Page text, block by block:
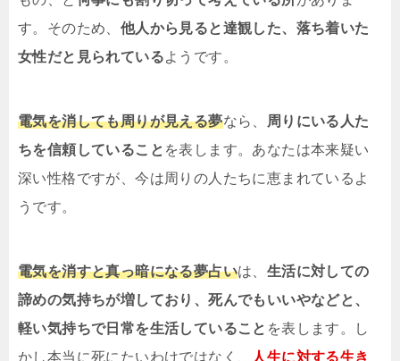
す。そのため、 他人から見ると達観した、落ち着いた
女性だと見られているようです。
電気を消しても周りが見える夢なら、
周りにいる人た
ちを信頼していること を表します。あなたは本来疑い
深い性格ですが、今は周りの人たちに恵まれているよ
うです。
電気を消すと真っ暗になる夢占いは、 生活に対しての
諦めの気持ちが増しており、死んでもいいやなどと、
軽い気持ちで日常を生活していること を表します。し
かし本当に死にたいわけではなく、
人生に対する生き